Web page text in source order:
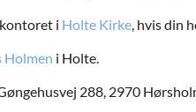
i Holte Kirke, hvis din
Holmen i Holte.
288, 2970